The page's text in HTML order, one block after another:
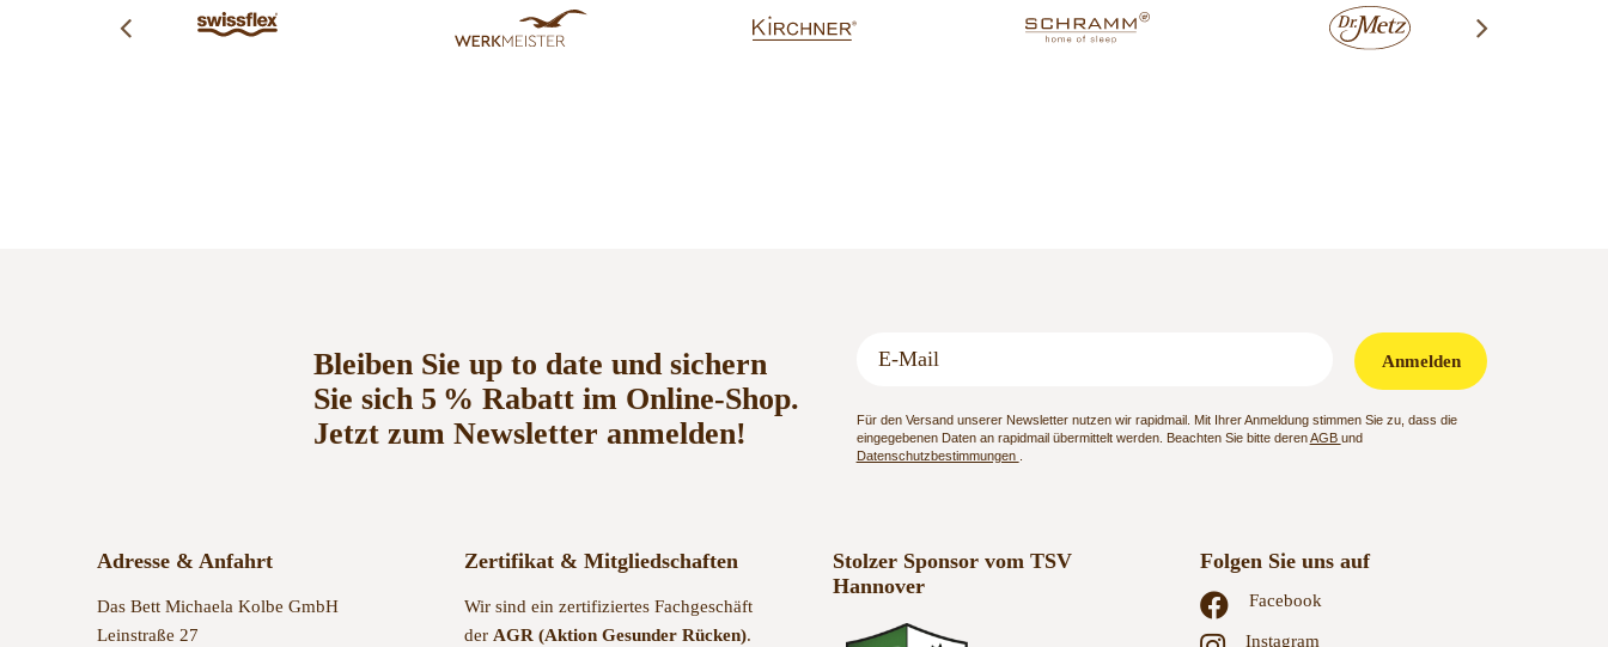
Bleiben Sie up to date und sichern
Sie sich 5 % Rabatt im Online-Shop.
Jetzt zum Newsletter anmelden!
Anmelden
Für den Versand unserer Newsletter nutzen wir rapidmail. Mit Ihrer Anmeldung stimmen Sie zu, dass die
eingegebenen Daten an rapidmail übermittelt werden. Beachten Sie bitte derenAGB und
Datenschutzbestimmungen
Adresse & Anfahrt
Das Bett Michaela Kolbe GmbH
Leinstraße 27
Zertifikat & Mitgliedschaften
Wir sind ein zertifiziertes Fachgeschäft
der AGR (Aktion Gesunder Rücken).
Stolzer Sponsor vom TSV
Hannover
Folgen Sie uns auf
Facebook
Instagram